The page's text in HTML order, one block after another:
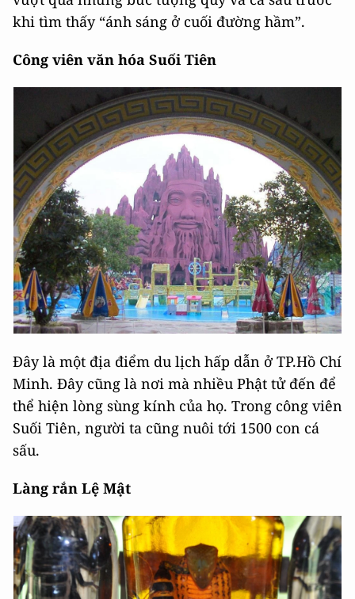
khi tìm thấy “ánh sáng ở cuối đường hầm”.
Công viên văn hóa Suối Tiên
Đây là một địa điểm du lịch hấp dẫn ở TP.Hồ Chí
Minh. Đây cũng là nơi mà nhiều Phật tử đến để
thể hiện lòng sùng kính của họ. Trong công viên
Suối Tiên, người ta cũng nuôi tới 1500 con cá
sấu.
Làng rắn Lệ Mật